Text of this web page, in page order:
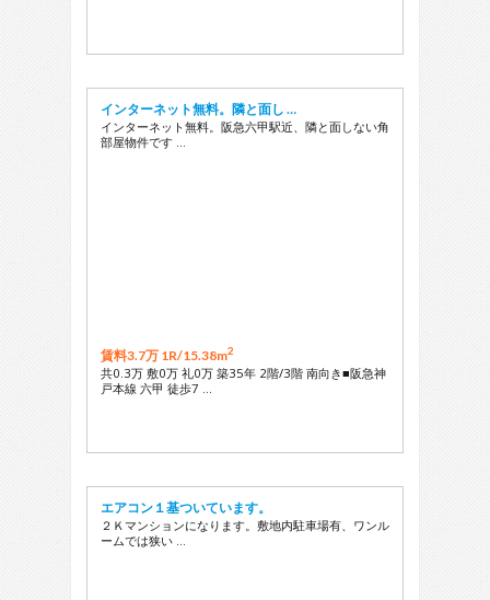
インターネット無料。隣と面し …
インターネット無料。阪急六甲駅近、隣と面しない角
部屋物件です …
賃料3.7万 1R/15.38m2
共0.3万 敷0万 礼0万 築35年 2階/3階 南向き■阪急神
戸本線 六甲 徒歩7 …
エアコン１基ついています。
２Ｋマンションになります。敷地内駐車場有、ワンル
ームでは狭い …